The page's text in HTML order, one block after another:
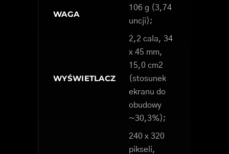
WAGA
106 g (3,74
uncji);
WYŚWIETLACZ
2,2 cala, 34
x 45 mm,
15,0 cm2
(stosunek
ekranu do
obudowy
~30,3%);
240 x 320
pikseli,